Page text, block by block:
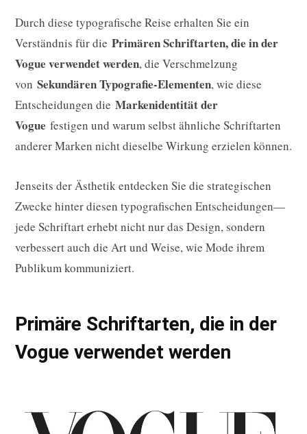
Durch diese typografische Reise erhalten Sie ein
Verständnis für die Primären Schriftarten, die in der
Vogue verwendet werden, die Verschmelzung
von Sekundären Typografie-Elementen, wie diese
Entscheidungen die Markenidentität der
Vogue festigen und warum selbst ähnliche Schriftarten
anderer Marken nicht dieselbe Wirkung erzielen können.
Jenseits der Ästhetik entdecken Sie die strategischen
Zwecke hinter diesen typografischen Entscheidungen—
jede Schriftart erhebt nicht nur das Design, sondern
verbessert auch die Art und Weise, wie Mode ihrem
Publikum kommuniziert.
Primäre Schriftarten, die in der
Vogue verwendet werden